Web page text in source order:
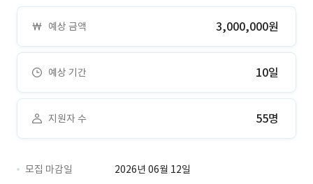
예상 금액 3,000,000원
예상 기간 10일
지원자 수 55명
모집 마감일
2026년 06월 12일